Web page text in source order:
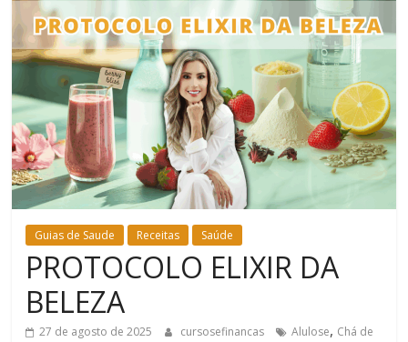
Estar
Guias de Saude Receitas Saúde
PROTOCOLO ELIXIR DA
BELEZA
27 de agosto de 2025 cursosefinancas Alulose, Chá de